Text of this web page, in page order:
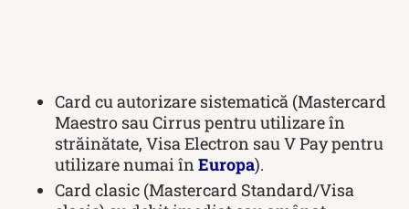
Card cu autorizare sistematică (Mastercard
Maestro sau Cirrus pentru utilizare în
străinătate, Visa Electron sau V Pay pentru
utilizare numai în Europa).
Card clasic (Mastercard Standard/Visa